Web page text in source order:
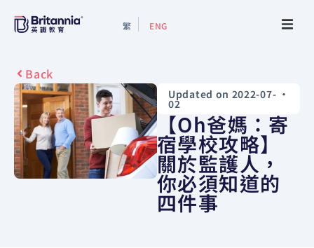
繁 ENG
Events
Study Guide
Study Info
Back
Updated on 2022-07-
02
•
【Oh爸媽：寄
宿學校攻略】
關於監護人，
你必須知道的
四件事